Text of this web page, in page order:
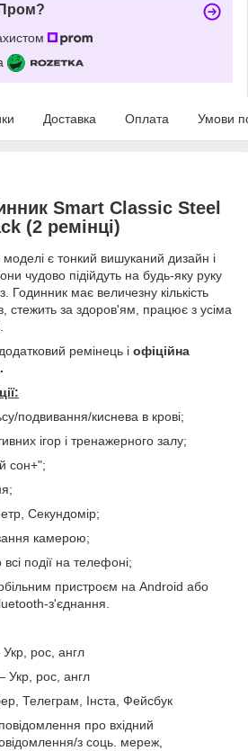
Доставка Оплата Умови
Smart Classic Steel
(2 ремінці)
є тонкий вишуканий дизайн і
чудово підійдуть на будь-яку руку
має величезну кількість
стежить за здоров'ям, працює з усіма
ремінець і офіційна
подвивання/киснева в крові;
ігор і тренажерного залу;
сон+";
Секундомір;
камерою;
події на телефоні;
пристроєм на Android або
з'єднання.
рос, англ
Укр, рос, англ
Телеграм, Інста, Фейсбук
про вхідний
з соць. мереж,